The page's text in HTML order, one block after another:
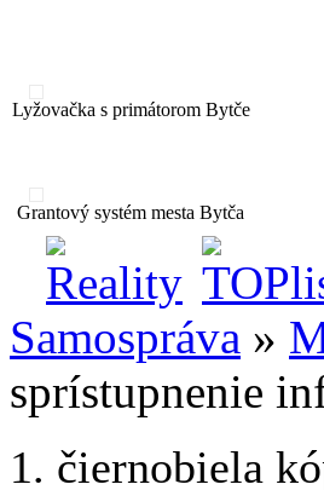
Lyžovačka s primátorom Bytče
Grantový systém mesta Bytča
Samospráva »
sprístupnenie
1. čiernobiela